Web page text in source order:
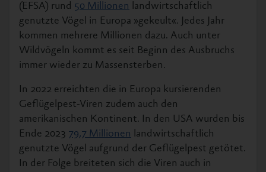
(EFSA) rund 50 Millionen landwirtschaftlich
genutzte Vögel in Europa »gekeult«. Jedes Jahr
kommen mehrere Millionen dazu. Auch unter
Wildvögeln kommt es seit Beginn des Ausbruchs
immer wieder zu Massensterben.
In 2022 erreichten die in Europa kursierenden
Geflügelpest-Viren zudem auch den
amerikanischen Kontinent. In den USA wurden bis
Ende 2023 79,7 Millionen landwirtschaftlich
genutzte Vögel aufgrund der Geflügelpest getötet.
In der Folge breiteten sich die Viren auch in